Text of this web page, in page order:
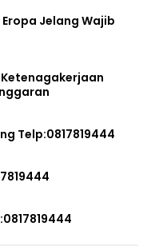
Jelang Wajib
Telp:0817819444